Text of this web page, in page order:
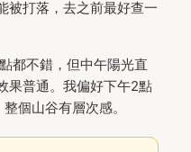
被打落，去之前最好查一
都不錯，但中午陽光直
果普通。我偏好下午2點
個山谷有層次感。